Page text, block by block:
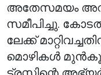
അതേസമയം
സമീപിച്ചു.
ലേക്ക്
മൊഴികൾ